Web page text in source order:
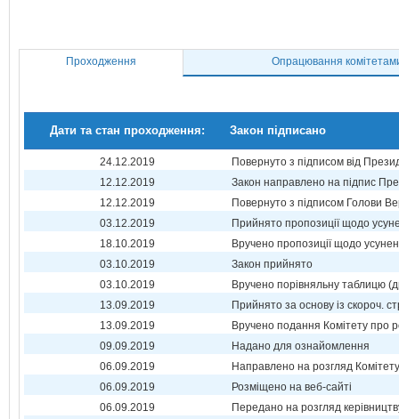
Проходження Опрацювання
Дати та стан проходження: Закон підписано
24.12.2019
Повернуто з підписом від
12.12.2019
Закон направлено на підпис
12.12.2019
Повернуто з підписом Голови
03.12.2019
Прийнято пропозиції щодо
18.10.2019
Вручено пропозиції щодо
03.10.2019
Закон прийнято
03.10.2019
Вручено порівняльну таблицю
13.09.2019
Прийнято за основу із скороч.
13.09.2019
Вручено подання Комітету про
09.09.2019
Надано для ознайомлення
06.09.2019
Направлено на розгляд Комітету
06.09.2019
Розміщено на веб-сайті
06.09.2019
Передано на розгляд